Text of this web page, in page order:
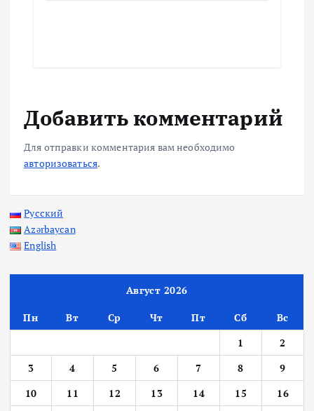
Добавить комментарий
Для отправки комментария вам необходимо
авторизоваться.
Русский
Azərbaycan
English
Август 2026
Пн Вт Ср Чт Пт Сб
Вс
1
2
3
4 5 6 7 8
9
10
11 12 13 14 15
16